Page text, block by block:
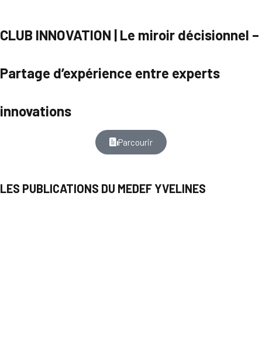
CLUB INNOVATION | Le miroir décisionnel –
Partage d’expérience entre experts
innovations
Parcourir
LES PUBLICATIONS DU MEDEF YVELINES